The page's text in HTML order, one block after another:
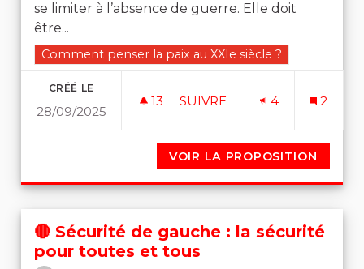
se limiter à l’absence de guerre. Elle doit
être...
Filtrer les résultats de la catégorie : Comment penser
Comment penser la paix au XXIe siècle ?
CRÉÉ LE
28/09/2025
13 13 ABONNÉS
SUIVRE 4 2
VOIR LA PROPOSITION
🔴 Sécurité de gauche : la sécurité
pour toutes et tous